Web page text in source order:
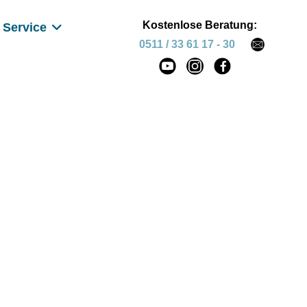
Service
Kostenlose Beratung:
0511 / 33 61 17 - 30